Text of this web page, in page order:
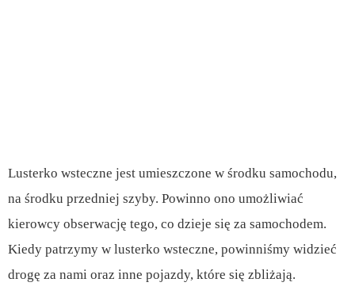
Lusterko wsteczne jest umieszczone w środku samochodu,
na środku przedniej szyby. Powinno ono umożliwiać
kierowcy obserwację tego, co dzieje się za samochodem.
Kiedy patrzymy w lusterko wsteczne, powinniśmy widzieć
drogę za nami oraz inne pojazdy, które się zbliżają.